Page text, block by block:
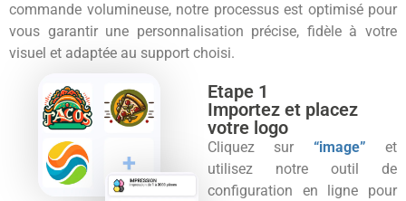
commande volumineuse, notre processus est optimisé pour
vous garantir une personnalisation précise, fidèle à votre
visuel et adaptée au support choisi.
Etape 1
Importez et placez
votre logo
Cliquez sur “image” et
utilisez notre outil de
configuration en ligne pour